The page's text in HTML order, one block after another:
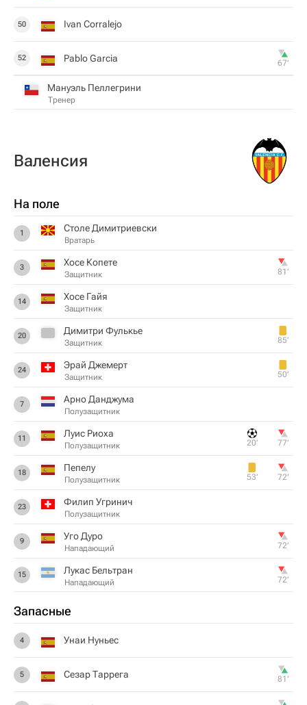
50 Ivan Corralejo
52 Pablo Garcia 67‎’‎
Мануэль Пеллегрини
Тренер
Валенсия
На поле
1 Столе Димитриевски
Вратарь
3 Хосе Копете
Защитник 81‎’‎
14 Хосе Гайя
Защитник
20 Димитри Фулькье
Защитник 85‎’‎
24 Эрай Джемерт
Защитник 50‎’‎
7 Арно Данджума
Полузащитник
11 Луис Риоха
Полузащитник 20‎’‎ 77‎’‎
18 Пепелу
Полузащитник 53‎’‎ 72‎’‎
23 Филип Угринич
Полузащитник
9 Уго Дуро
Нападающий 72‎’‎
15 Лукас Бельтран
Нападающий 72‎’‎
Запасные
4 Унаи Нуньес
5 Сезар Таррега 81‎’‎